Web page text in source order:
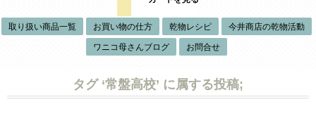
取り扱い商品一覧 お買い物の仕方 乾物レシピ 今井商店の乾物活動
ワニコ母さんブログ お問合せ
タグ ‘常盤高校’ に属する投稿;